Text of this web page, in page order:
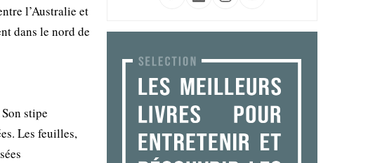
l’Australie et
dans le nord de
stipe
Les feuilles,